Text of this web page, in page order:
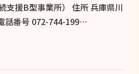
支援B型事業所） 住所 兵庫県川
話番号 072-744-199…